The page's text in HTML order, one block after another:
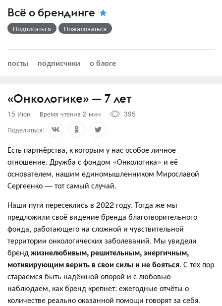
Всё о брендинге
Подписаться Пожаловаться
посты подписчики о блоге
«Онкологике» — 7 лет
15 Июн Время чтения 2 мин
395
Поделиться:
Есть партнёрства, к которым у нас особое личное
отношение. Дружба с фондом «Онкологика» и её
основателем, нашим единомышленником Мирославой
Сергеенко — тот самый случай.
Наши пути пересеклись в 2022 году. Тогда же мы
предложили своё видение бренда благотворительного
фонда, работающего на сложной и чувствительной
территории онкологических заболеваний. Мы увидели
бренд жизнелюбивым, решительным, энергичным,
мотивирующим верить в свои силы и не бояться. С тех пор
стараемся быть надёжной опорой и с любовью
наблюдаем, как бренд крепнет: ежегодные отчёты о
количестве реально оказанной помощи говорят за себя.